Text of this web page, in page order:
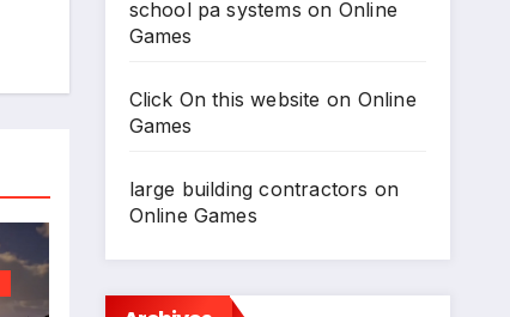
school pa systems on Online
Games
Click On this website on Online
Games
large building contractors on
Online Games